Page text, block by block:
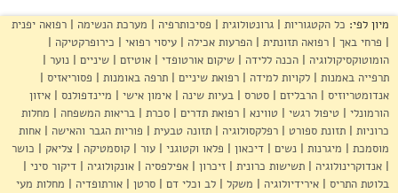
חנות
היכן להשיג
מוצרים ושרותים
מרכז המטפלים
מרכז המידע
מיון לפי: כל הקטגוריות גרונטולוגית פסיכותרפיה מערכת הנשימה
רפואה יפנית
פרחי באך
רפואה תזונתית הפרעות אכילה עיסוי רפואי
כירופרקטיקה
הומוטוקסיקולוגיה
הכנה ללידה שיקום אורטופדי אוטיזם שיניים
נוער
תרפייה באמנות
לקויות למידה רפואת שיניים תרפה באומנות
פסוריאזיס
אנדומטריוזיס
הרבליזם סטרס בעיות שינה אימון אישי מיינדפולנס
איזון
הורמונלי
טיפול רגשי טווינא רפואת תדרים סכרת בריאות המשפחה
מחלות
כרוניות
תזונת ספורט רפלקסולוגיה תזונה טבעית פוריות הגבר והאישה
אחות
מוסמכת
מיגרנות נשים דיכאון פלאו וקטוגני עור קוסמטיקה צליאק
כושר
אנדוקרינולוגיה
תשישות כרונית זיכרון אפילפסיה אונקולוגיה
דיקור סיני
בלוטת התריס
אירידיולוגיה משקל לב וכלי דם סרטן אורתופדיה
מחלות מעי